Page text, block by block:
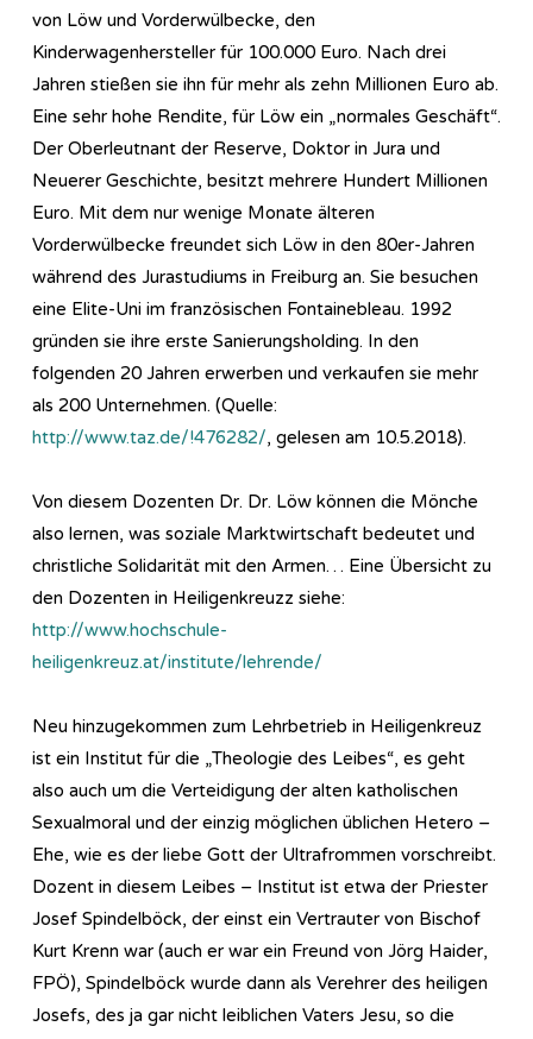
von Löw und Vorderwülbecke, den
Kinderwagenhersteller für 100.000 Euro. Nach drei
Jahren stießen sie ihn für mehr als zehn Millionen Euro ab.
Eine sehr hohe Rendite, für Löw ein „normales Geschäft“.
Der Oberleutnant der Reserve, Doktor in Jura und
Neuerer Geschichte, besitzt mehrere Hundert Millionen
Euro. Mit dem nur wenige Monate älteren
Vorderwülbecke freundet sich Löw in den 80er-Jahren
während des Jurastudiums in Freiburg an. Sie besuchen
eine Elite-Uni im französischen Fontainebleau. 1992
gründen sie ihre erste Sanierungsholding. In den
folgenden 20 Jahren erwerben und verkaufen sie mehr
als 200 Unternehmen. (Quelle:
http://www.taz.de/!476282/, gelesen am 10.5.2018).
Von diesem Dozenten Dr. Dr. Löw können die Mönche
also lernen, was soziale Marktwirtschaft bedeutet und
christliche Solidarität mit den Armen… Eine Übersicht zu
den Dozenten in Heiligenkreuzz siehe:
http://www.hochschule-
heiligenkreuz.at/institute/lehrende/
Neu hinzugekommen zum Lehrbetrieb in Heiligenkreuz
ist ein Institut für die „Theologie des Leibes“, es geht
also auch um die Verteidigung der alten katholischen
Sexualmoral und der einzig möglichen üblichen Hetero –
Ehe, wie es der liebe Gott der Ultrafrommen vorschreibt.
Dozent in diesem Leibes – Institut ist etwa der Priester
Josef Spindelböck, der einst ein Vertrauter von Bischof
Kurt Krenn war (auch er war ein Freund von Jörg Haider,
FPÖ), Spindelböck wurde dann als Verehrer des heiligen
Josefs, des ja gar nicht leiblichen Vaters Jesu, so die